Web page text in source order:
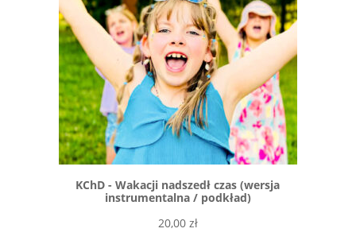
KChD - Wakacji nadszedł czas (wersja
instrumentalna / podkład)
20,00 zł